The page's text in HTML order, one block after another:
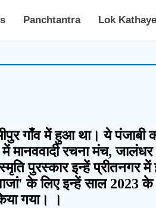
Panchtantra Lok
गाँव में हुआ था। ये पंजाबी
मानववादी रचना मंच, जालंधर
पुरस्कार इन्हें प्रीतनगर
के लिए इन्हें साल 2023
गया। ।